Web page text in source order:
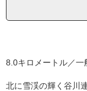
8.0キロメートル／一
北に雪渓の輝く谷川